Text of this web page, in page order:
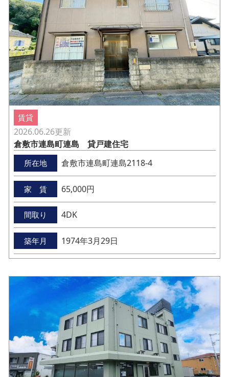
賃貸
2026.06.26更新
倉敷市連島町連島 貸戸建住宅
所在地 倉敷市連島町連島2118-4
家 賃 65,000円
間取り 4DK
築年月 1974年3月29日